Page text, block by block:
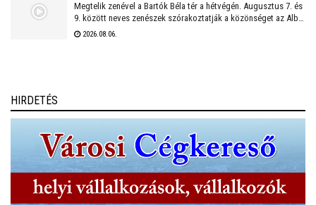
Megtelik zenével a Bartók Béla tér a hétvégén. Augusztus 7. és
9. között neves zenészek szórakoztatják a közönséget az Alba
Regia Feszten. Fellép többek között az Oláh Dezső Vibratone
2026.08.06.
HIRDETÉS